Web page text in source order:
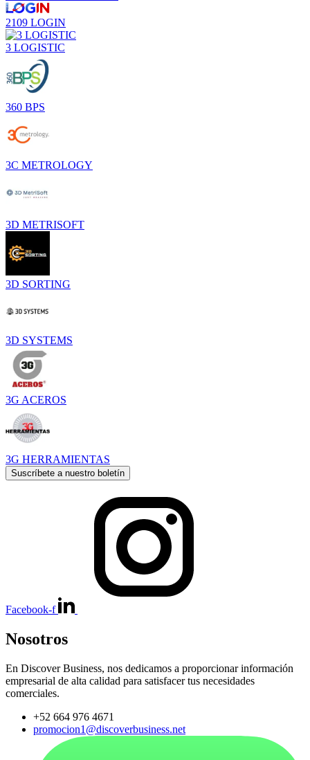
2109 LOGIN
3 LOGISTIC
360 BPS
3C METROLOGY
3D METRISOFT
3D SORTING
3D SYSTEMS
3G ACEROS
3G HERRAMIENTAS
Suscríbete a nuestro boletín
Facebook-f
Nosotros
En Discover Business, nos dedicamos a proporcionar información
empresarial de alta calidad para satisfacer tus necesidades
comerciales.
+52 664 976 4671
promocion1@discoverbusiness.net